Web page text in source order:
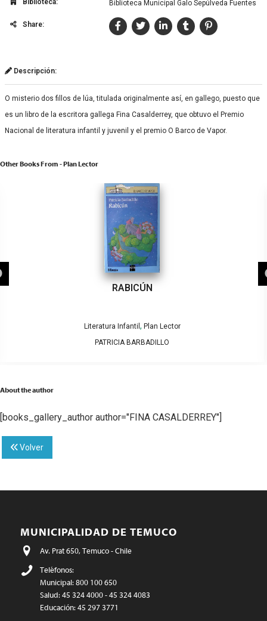
Biblioteca Municipal Galo Sepúlveda Fuentes
Share:
Descripción:
O misterio dos fillos de lúa, titulada originalmente así, en gallego, puesto que
es un libro de la escritora gallega Fina Casalderrey, que obtuvo el Premio
Nacional de literatura infantil y juvenil y el premio O Barco de Vapor.
Other Books From - Plan Lector
RABICÚN
Literatura Infantil , Plan Lector
PATRICIA BARBADILLO
About the author
[books_gallery_author author="FINA CASALDERREY"]
Volver
MUNICIPALIDAD DE TEMUCO
Av. Prat 650, Temuco - Chile
Teléfonos:
Municipal: 800 100 650
Salud: 45 324 4000 - 45 324 4083
Educación: 45 297 3771